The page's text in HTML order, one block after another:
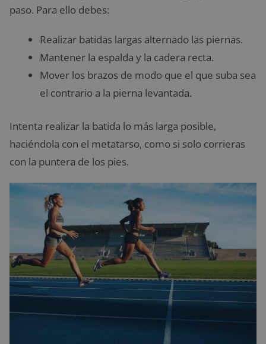
paso. Para ello debes:
Realizar batidas largas alternado las piernas.
Mantener la espalda y la cadera recta.
Mover los brazos de modo que el que suba sea
el contrario a la pierna levantada.
Intenta realizar la batida lo más larga posible,
haciéndola con el metatarso, como si solo corrieras
con la puntera de los pies.